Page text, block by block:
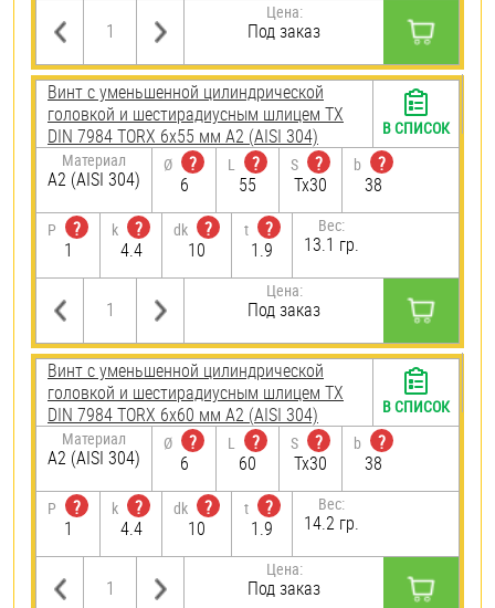
Цена:
Под заказ
Винт с уменьшенной цилиндрической
головкой и шестирадиусным шлицем TX
DIN 7984 TORX 6х55 мм А2 (AISI 304)
Материал
А2 (AISI 304)
Ø
?
6
L
?
55
S
?
Tx30
b
?
38
P
?
1
k
?
4.4
dk
?
10
t
?
1.9
Вес:
13.1 гр.
Цена:
Под заказ
В СПИСОК
Винт с уменьшенной цилиндрической
головкой и шестирадиусным шлицем TX
DIN 7984 TORX 6х60 мм А2 (AISI 304)
Материал
А2 (AISI 304)
Ø
?
6
L
?
60
S
?
Tx30
b
?
38
P
?
1
k
?
4.4
dk
?
10
t
?
1.9
Вес:
14.2 гр.
Цена:
Под заказ
В СПИСОК